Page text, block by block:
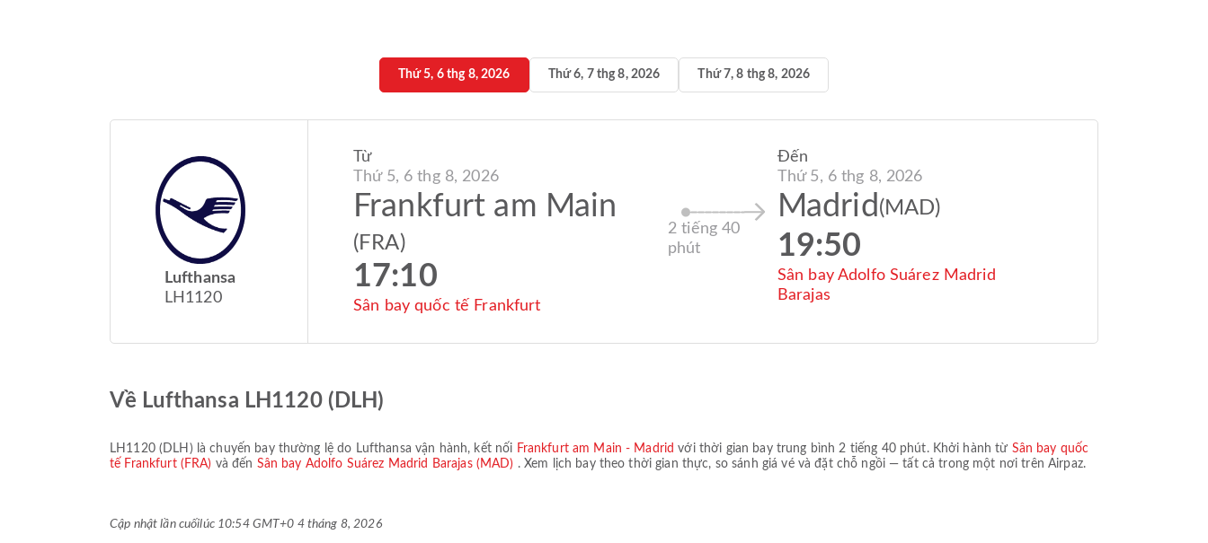
Thứ 5, 6 thg 8, 2026 Thứ 6, 7 thg 8, 2026 Thứ 7, 8 thg 8, 2026
Lufthansa
LH1120
Từ
Thứ 5, 6 thg 8, 2026
Frankfurt am Main
(FRA)
17:10
Sân bay quốc tế Frankfurt
2 tiếng 40
phút
Đến
Thứ 5, 6 thg 8, 2026
Madrid (MAD)
19:50
Sân bay Adolfo Suárez Madrid
Barajas
Về Lufthansa LH1120 (DLH)
LH1120( DLH ) là chuyến bay thường lệ do Lufthansa vận hành, kết nối Frankfurt am Main - Madrid với thời gian bay trung bình2 tiếng 40 phút. Khởi hành từ Sân bay quốc
tế Frankfurt (FRA) và đến Sân bay Adolfo Suárez Madrid Barajas (MAD) . Xem lịch bay theo thời gian thực, so sánh giá vé và đặt chỗ ngồi — tất cả trong một nơi trên Airpaz.
Cập nhật lần cuốilúc 10:54 GMT+0 4 tháng 8, 2026